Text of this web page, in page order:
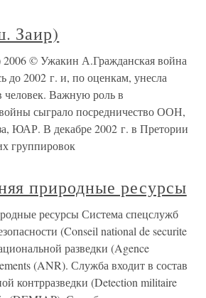
Заир)
© Ужакин А.Гражданская война
до 2002 г. и, по оценкам, унесла
Важную роль в
сыграло посредничество ООН,
ЮАР. В декабре 2002 г. в Претории
группировок
природные ресурсы
ресурсы Система спецслужб
(Conseil national de securite
разведки (Agence
(ANR). Служба входит в состав
контрразведки (Detection militaire